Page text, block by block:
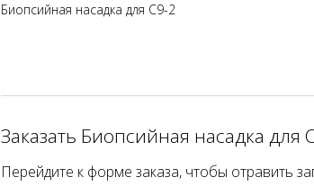
Биопсийная насадка для С9-2
Заказать Биопсийная насадка для
Перейдите к форме заказа, чтобы отравить